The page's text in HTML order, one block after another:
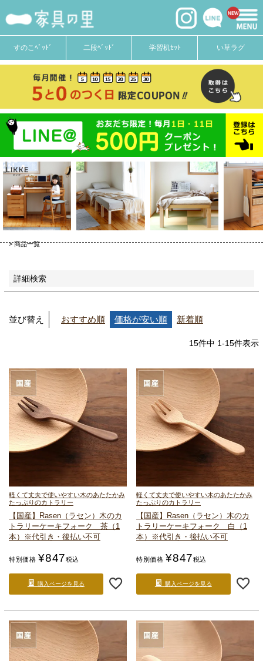
すのこﾍﾞｯﾄﾞ 二段ﾍﾞｯﾄﾞ 学習机ｾｯﾄ い草ラグ
商品一覧
詳細検索
価格
在庫なし商品
商品番号
並び順
新着順
登録順
価格が安い順
価格が高い順
優先度順
キーワードヒット順
並び替え おすすめ順 価格が安い順 新着順
15件中 1-15件表示
軽くて丈夫で使いやすい木のあたたかみ
たっぷりのカトラリー
【国産】Rasen（ラセン） 木のカ
トラリーケーキフォーク 茶（1
本）
※代引き・後払い不可
特別価格 ¥847税込
購入ページを見る
軽くて丈夫で使いやすい木のあたたかみ
たっぷりのカトラリー
【国産】Rasen（ラセン） 木のカ
トラリーケーキフォーク 白（1
本）
※代引き・後払い不可
特別価格 ¥847税込
購入ページを見る